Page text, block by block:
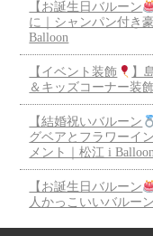
【お誕生日バルーン
に｜シャンパン付き
Balloon
【イベント装飾
】
＆キッズコーナー装
【結婚祝いバルーン
グベアとフラワーイ
メント｜松江 i
【お誕生日バルーン
人かっこいいバルー